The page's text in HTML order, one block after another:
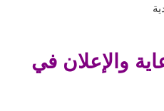
والإعلان في